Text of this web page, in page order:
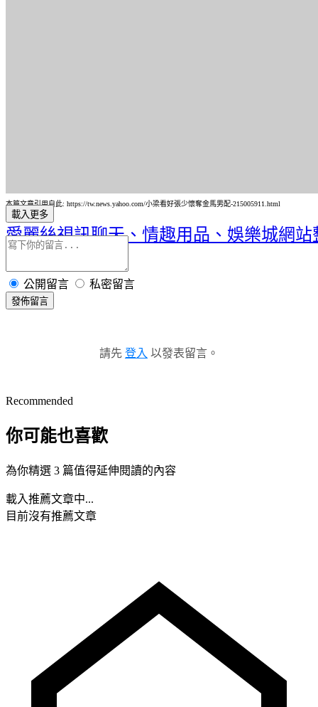
本篇文章引用自此: https://tw.news.yahoo.com/小梁看好張少懷奪金馬男配-215005911.html
愛麗絲視訊聊天、情趣用品、娛樂城網站
載入更多
公開留言 私密留言
發佈留言
請先 登入 以發表留言。
Recommended
你可能也喜歡
為你精選 3 篇值得延伸閱讀的內容
載入推薦文章中...
目前沒有推薦文章